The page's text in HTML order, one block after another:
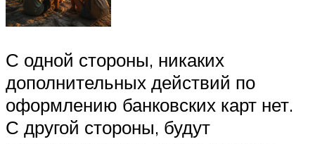
С одной стороны, никаких
дополнительных действий по
оформлению банковских карт нет.
С другой стороны, будут